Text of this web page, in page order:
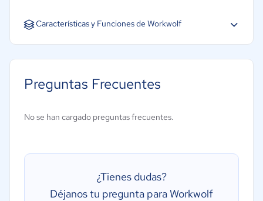
Español Inglés
Características y Funciones de Workwolf
Preguntas Frecuentes
No se han cargado preguntas frecuentes.
¿Tienes dudas?
Déjanos tu pregunta para Workwolf